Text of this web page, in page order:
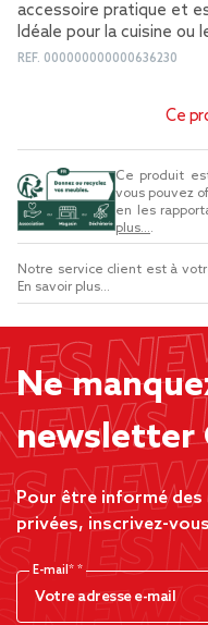
accessoire pratique et
Idéale pour la cuisine ou
REF. 000000000000636230
Ce
Ce produit
vous pouvez
en les
plus....
Notre service client est à
En savoir plus...
Ne
newsletter
Pour être informé
privées, inscrivez-
E-mail*